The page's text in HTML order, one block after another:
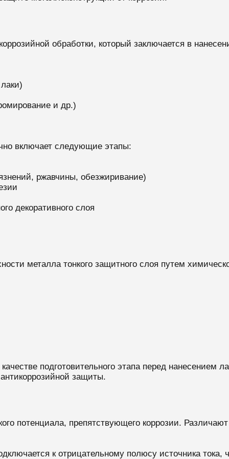
обработки, который заключается в
и др.)
включает следующие этапы:
ржавчины, обезжиривание)
декоративного слоя
металла тонкого защитного слоя путем
подготовительного этапа перед нанесением
защиты.
потенциала, препятствующего коррозии.
к отрицательному полюсу источника тока,